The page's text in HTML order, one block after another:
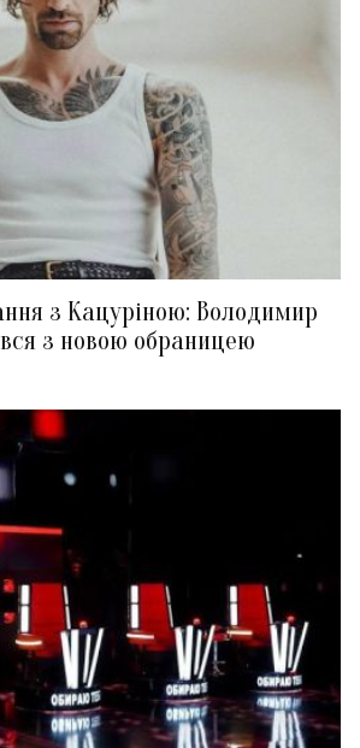
з Кацуріною: Володимир
з новою обраницею